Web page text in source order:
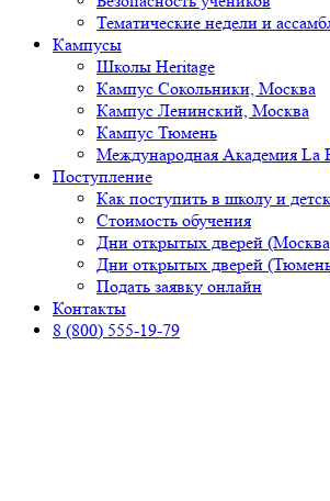
Тематические недели и
Кампусы
Школы Heritage
Кампус Сокольники, Москва
Кампус Ленинский, Москва
Кампус Тюмень
Международная Академия La
Поступление
Как поступить в школу и
Стоимость обучения
Дни открытых дверей
Дни открытых дверей
Подать заявку онлайн
Контакты
8 (800) 555-19-79